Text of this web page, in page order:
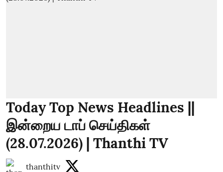
Today Top News Headlines ||
இன்றைய டாப் செய்திகள்
(28.07.2026) | Thanthi TV
thanthitv